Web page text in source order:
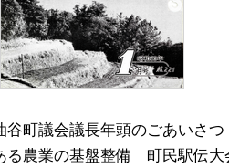
谷町議会議長年頭のごあいさつ
る農業の基盤整備 町民駅伝